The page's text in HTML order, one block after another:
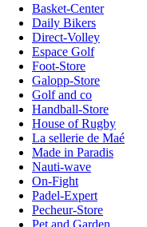
Basket-Center
Daily Bikers
Direct-Volley
Espace Golf
Foot-Store
Galopp-Store
Golf and co
Handball-Store
House of Rugby
La sellerie de Maé
Made in Paradis
Nauti-wave
On-Fight
Padel-Expert
Pecheur-Store
Pet and Garden